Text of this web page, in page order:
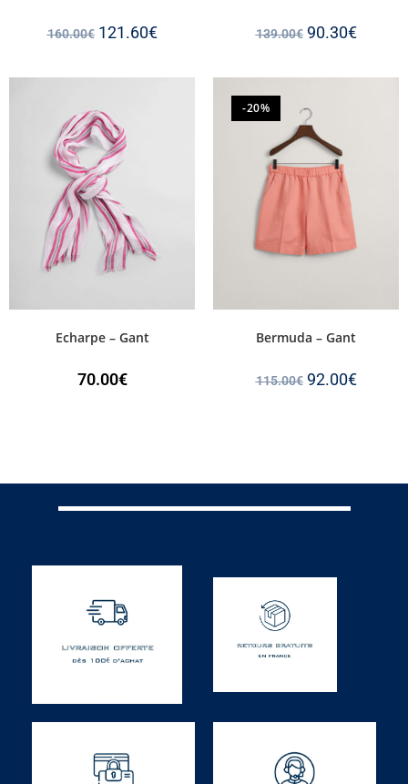
160.00€ 121.60€ 139.00€ 90.30€
Echarpe – Gant
70.00€
-20%
Bermuda – Gant
115.00€ 92.00€